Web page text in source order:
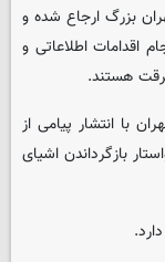
بزرگ ارجاع شده و
اقدامات اطلاعاتی و
هستند.
با انتشار پیامی از
بازگرداندن اشیای